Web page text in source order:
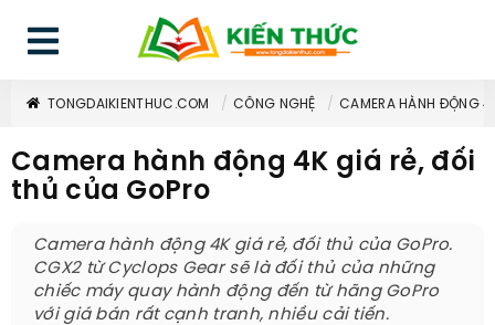
TONGDAIKIENTHUC.COM CÔNG NGHỆ CAMERA HÀNH ĐỘNG
Camera hành động 4K giá rẻ, đối
thủ của GoPro
Camera hành động 4K giá rẻ, đối thủ của GoPro.
CGX2 từ Cyclops Gear sẽ là đối thủ của những
chiếc máy quay hành động đến từ hãng GoPro
với giá bán rất cạnh tranh, nhiều cải tiến.